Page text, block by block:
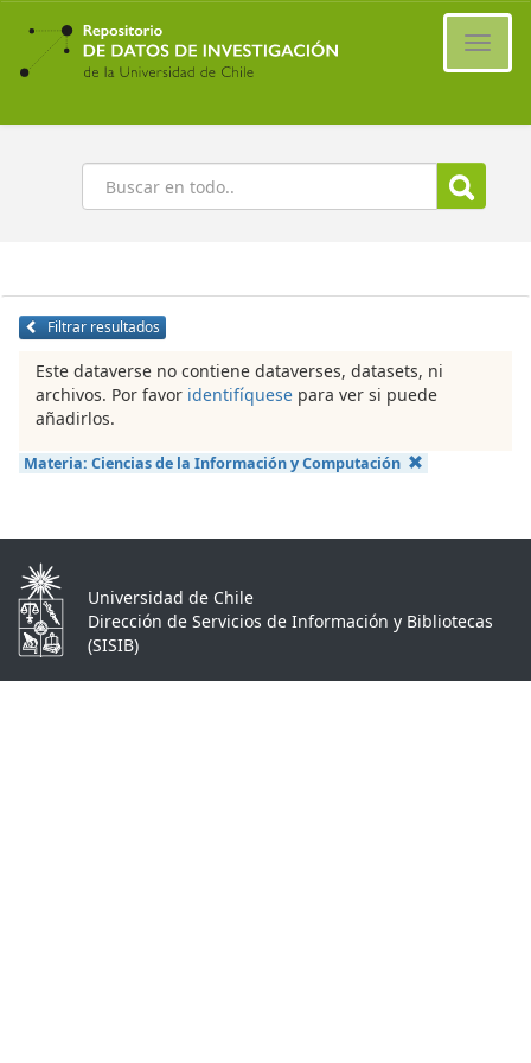
Ir
contenido
principal
Buscar
Filtrar resultados
Este dataverse no contiene dataverses, datasets, ni
archivos. Por favor identifíquese para ver si puede
añadirlos.
Materia: Ciencias de la Información y Computación
Universidad de Chile
Dirección de Servicios de Información y Bibliotecas
(SISIB)